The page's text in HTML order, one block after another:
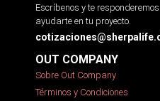
Escríbenos y te
ayudarte en tu proyecto.
OUT COMPANY
Sobre Out Company
Términos y Condiciones